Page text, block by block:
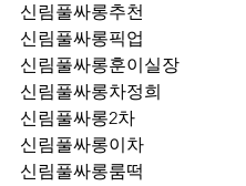
신림풀싸롱추천
신림풀싸롱훈이실장
신림풀싸롱차정희
신림풀싸롱2차
신림풀싸롱이차
신림풀싸롱룸떡